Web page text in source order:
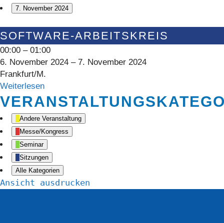
7. November 2024
Software-
Arbeitskreis
SOFTWARE-ARBEITSKREIS
00:00 – 01:00
6. November 2024 – 7. November 2024
Frankfurt/M.
Weiterlesen
Andere Veranstaltung
Messe/Kongress
Seminar
Sitzungen
Alle Kategorien
Ansicht ausdrucken